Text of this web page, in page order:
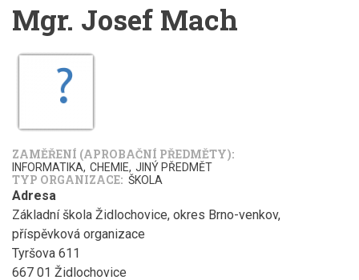
Mgr. Josef Mach
ZAMĚŘENÍ (APROBAČNÍ PŘEDMĚTY)
INFORMATIKA CHEMIE JINÝ PŘEDMĚT
TYP ORGANIZACE ŠKOLA
Adresa
Základní škola Židlochovice, okres Brno-venkov,
příspěvková organizace
Tyršova 611
667 01 Židlochovice